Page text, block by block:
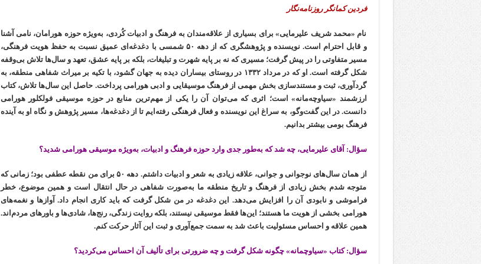
فردین کمانگر روزنامه‌نگار
نام «محمد شریف علیرمایی» برای بسیاری از علاقه‌مندان به فرهنگ و ادبیات کُردی، به‌ویژه حوزه هورامان، نامی آشنا
و قابل احترام است. نویسنده و پژوهشگری که از دهه ۵۰ شمسی با دغدغه‌ای عمیق نسبت به حفظ هویت فرهنگی،
مسیر متفاوتی را در پیش گرفت؛ مسیری که نه بر پایه شهرت و تبلیغات، بلکه بر پایه عشق، تعهد و سال‌ها تلاش بی‌وقفه
شکل گرفته است. او که در مرداد ۱۳۳۲ در روستای بیساران دیده به جهان گشود، با تکیه بر میراث شفاهی منطقه، به
گردآوری، ثبت و مستندسازی بخش مهمی از فرهنگ موسیقایی و ادبی هورامی پرداخت. حاصل این سال‌ها تلاش، کتاب
ارزشمند «سیاوچه‌مانه» است؛ اثری که می‌توان آن را یکی از مهم‌ترین منابع در حوزه موسیقی فولکلور هورامی
دانست. در این گفت‌وگو، به سراغ این نویسنده و فعال فرهنگی رفته‌ایم تا از دغدغه‌ها، مسیر پژوهش و نگاه او به آینده
فرهنگ بومی بیشتر بدانیم.
سؤال: آقای علیرمایی، چه شد که به‌طور جدی وارد حوزه فرهنگ و ادبیات، به‌ویژه موسیقی هورامی شدید؟
از همان سال‌های نوجوانی و جوانی، علاقه زیادی به شعر و ادبیات داشتم. دهه ۵۰ برای من نقطه عطفی بود؛ زمانی که
متوجه شدم بخش زیادی از فرهنگ و تاریخ منطقه ما به‌صورت شفاهی در حال انتقال است و همین موضوع، خطر
فراموشی و نابودی آن را افزایش می‌دهد. این دغدغه در من شکل گرفت که باید کاری انجام داد. آوازها و نغمه‌های
هورامی بخشی از هویت ما هستند؛ این‌ها فقط موسیقی نیستند، بلکه روایت زندگی، رنج‌ها، شادی‌ها و باورهای مردم‌اند.
همین علاقه و احساس مسئولیت باعث شد به سمت جمع‌آوری و ثبت این آثار حرکت کنم.
سؤال: کتاب «سیاوچمانه» چگونه شکل گرفت و چه ضرورتی برای تألیف آن احساس می‌کردید؟